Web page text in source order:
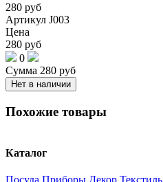
280 руб
Артикул J003
Цена
280 руб
0
Сумма 280 руб
Нет в наличии
Похожие товары
Каталог
Посуда Приборы Декор Текстиль